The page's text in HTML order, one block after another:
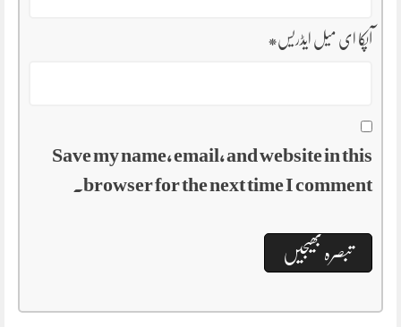
آپکا ای میل ایڈریس*
Save my name, email, and website in this
browser for the next time I comment.